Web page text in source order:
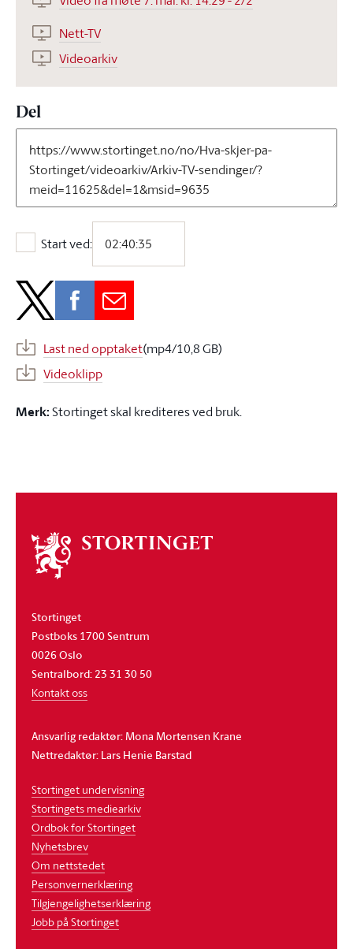
Nett-TV
Videoarkiv
Del
Start ved:
Start ved:
Last ned opptaket(mp4/10,8 GB)
Videoklipp
Merk:Stortinget skal krediteres ved bruk.
Om
stortinget
Stortinget
Postboks 1700 Sentrum
0026 Oslo
Sentralbord: 23 31 30 50
Kontakt oss
Ansvarlig redaktør: Mona Mortensen Krane
Nettredaktør: Lars Henie Barstad
Stortinget undervisning
Stortingets mediearkiv
Ordbok for Stortinget
Nyhetsbrev
Om nettstedet
Personvernerklæring
Tilgjengelighetserklæring
Jobb på Stortinget